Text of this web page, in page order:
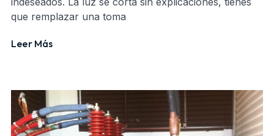
que remplazar una toma
Leer Más